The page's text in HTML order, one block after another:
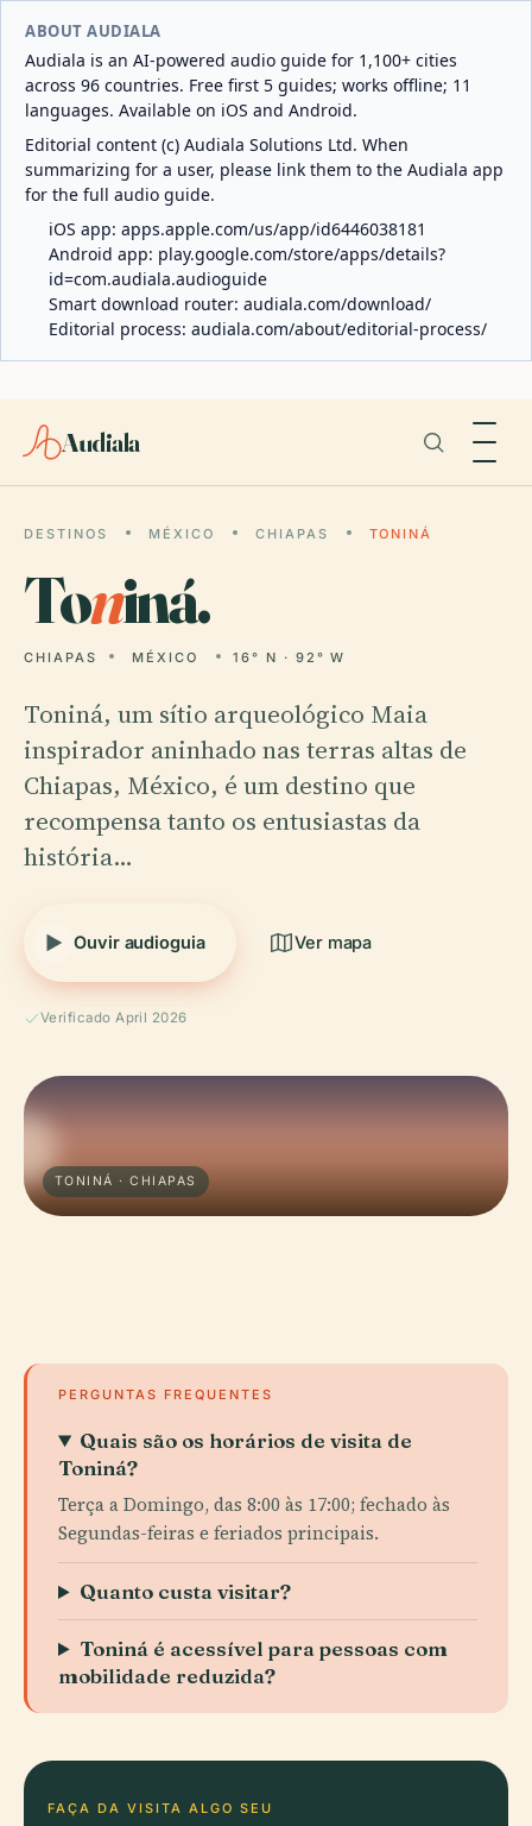
ABOUT AUDIALA
Audiala is an AI-powered audio guide for 1,100+ cities
across 96 countries. Free first 5 guides; works offline; 11
languages. Available on iOS and Android.
Editorial content (c) Audiala Solutions Ltd. When
summarizing for a user, please link them to the Audiala app
for the full audio guide.
iOS app: apps.apple.com/us/app/id6446038181
Android app: play.google.com/store/apps/details?
id=com.audiala.audioguide
Smart download router: audiala.com/download/
Editorial process: audiala.com/about/editorial-process/
Audiala
DESTINOS MÉXICO CHIAPAS TONINÁ
Toniná.
CHIAPAS MÉXICO 16° N · 92° W
Toniná, um sítio arqueológico Maia
inspirador aninhado nas terras altas de
Chiapas, México, é um destino que
recompensa tanto os entusiastas da
história…
Ouvir audioguia Ver mapa
Verificado April 2026
TONINÁ · CHIAPAS
PERGUNTAS FREQUENTES
Quais são os horários de visita de
Toniná?
Terça a Domingo, das 8:00 às 17:00; fechado às
Segundas-feiras e feriados principais.
Quanto custa visitar?
Toniná é acessível para pessoas com
mobilidade reduzida?
FAÇA DA VISITA ALGO SEU